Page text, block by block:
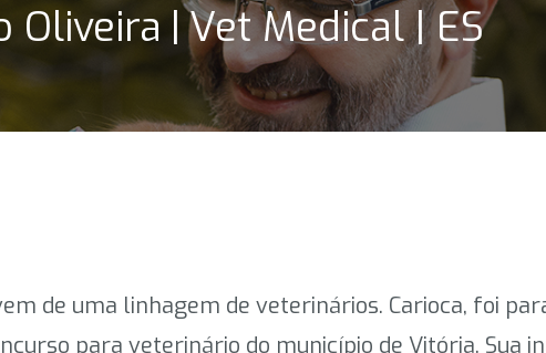
Oliveira | Vet Medical | ES
de uma linhagem de veterinários. Carioca, foi
para veterinário do município de Vitória. Sua